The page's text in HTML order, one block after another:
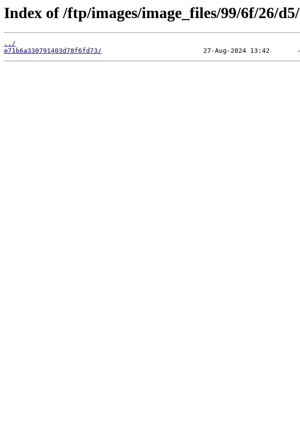
Index of /ftp/images/image_files/99/6f/26/d5/
../
e71b6a330791403d78f6fd73/